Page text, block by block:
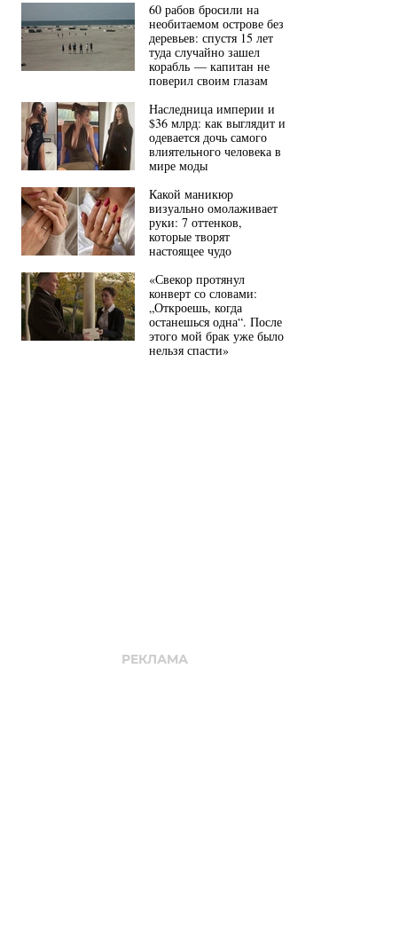
60 рабов бросили на
необитаемом острове без
деревьев: спустя 15 лет
туда случайно зашел
корабль — капитан не
поверил своим глазам
Наследница империи и
$36 млрд: как выглядит и
одевается дочь самого
влиятельного человека в
мире моды
Какой маникюр
визуально омолаживает
руки: 7 оттенков,
которые творят
настоящее чудо
«Свекор протянул
конверт со словами:
„Откроешь, когда
останешься одна“. После
этого мой брак уже было
нельзя спасти»